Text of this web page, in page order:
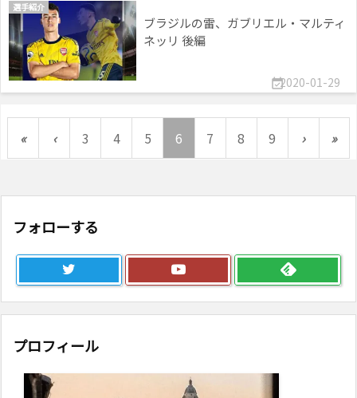
2020-01-29
選手紹介
ブラジルの雷、ガブリエル・マルティ
ネッリ 後編
« ‹ 3 4 5 6 7 8 9 › »
フォローする
プロフィール